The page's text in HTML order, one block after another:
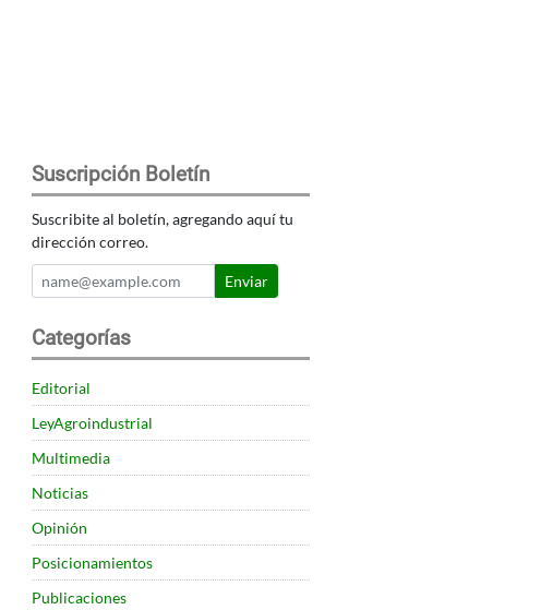
Suscripción Boletín
Suscribite al boletín, agregando aquí tu
dirección correo.
Enviar
Categorías
Editorial
LeyAgroindustrial
Multimedia
Noticias
Opinión
Posicionamientos
Publicaciones